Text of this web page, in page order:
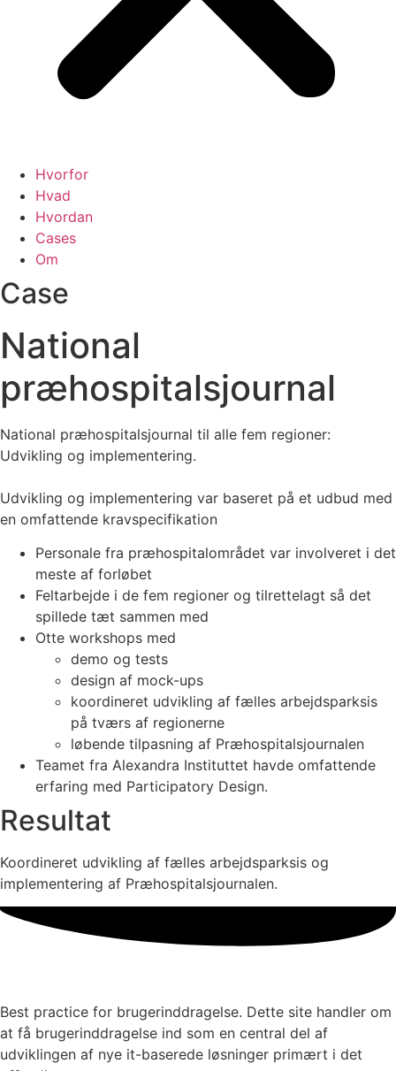
Hvorfor
Hvad
Hvordan
Cases
Om
Case
National
præhospitalsjournal
National præhospitalsjournal til alle fem regioner:
Udvikling og implementering.
Udvikling og implementering var baseret på et udbud med
en omfattende kravspecifikation
Personale fra præhospitalområdet var involveret i det
meste af forløbet
Feltarbejde i de fem regioner og tilrettelagt så det
spillede tæt sammen med
Otte workshops med
demo og tests
design af mock-ups
koordineret udvikling af fælles arbejdsparksis
på tværs af regionerne
løbende tilpasning af Præhospitalsjournalen
Teamet fra Alexandra Instituttet havde omfattende
erfaring med Participatory Design.
Resultat
Koordineret udvikling af fælles arbejdsparksis og
implementering af Præhospitals­journalen.
Best practice for brugerinddragelse. Dette site handler om
at få brugerinddragelse ind som en central del af
udviklingen af nye it-baserede løsninger primært i det